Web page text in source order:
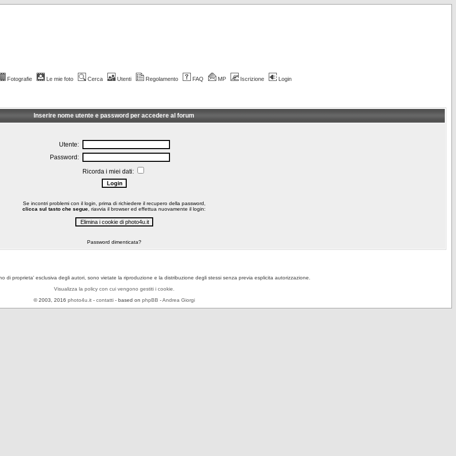
Fotografie Le mie foto Cerca Utenti Regolamento FAQ MP Iscrizione Login
Inserire nome utente e password per accedere al forum
Utente:
Password:
Ricorda i miei dati:
Se incontri problemi con il login, prima di richiedere il recupero della password,
clicca sul tasto che segue , riavvia il browser ed effettua nuovamente il login:
Password dimenticata?
di proprieta' esclusiva degli autori, sono vietate la riproduzione e la distribuzione degli stessi senza previa esplicita autorizzazione.
Visualizza la policy con cui vengono gestiti i cookie.
© 2003, 2016 photo4u.it- contatti- based on phpBB -Andrea Giorgi